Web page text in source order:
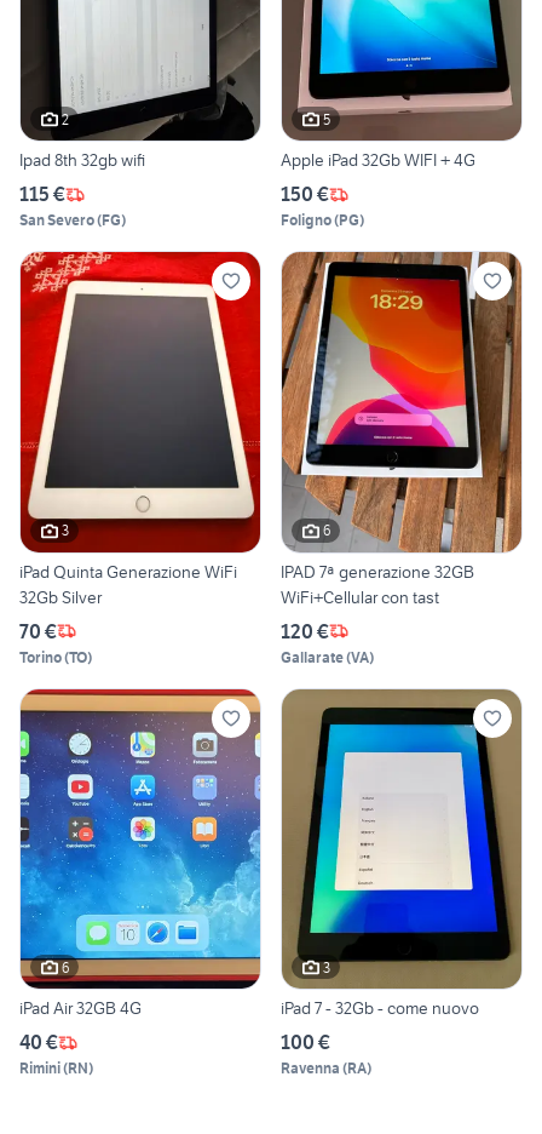
2
Ipad 8th 32gb wifi
115 €
San Severo(FG)
5
Apple iPad 32Gb WIFI + 4G
150 €
Foligno(PG)
3
iPad Quinta Generazione WiFi
32Gb Silver
70 €
Torino(TO)
6
IPAD 7ª generazione 32GB
WiFi+Cellular con tast
120 €
Gallarate(VA)
6
iPad Air 32GB 4G
40 €
Rimini(RN)
3
iPad 7 - 32Gb - come nuovo
100 €
Ravenna (RA)